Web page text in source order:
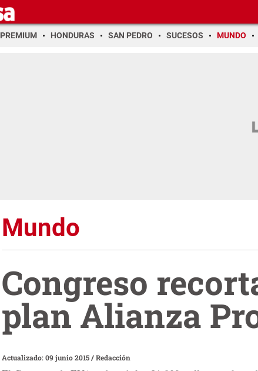
PREMIUM HONDURAS SAN PEDRO SUCESOS MUNDO
Mundo
Congreso
plan Alianza
Actualizado: 09 junio 2015/Redacción